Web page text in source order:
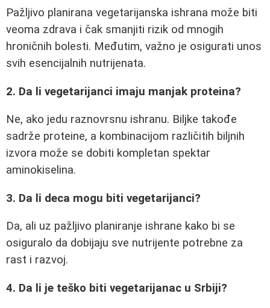
Pažljivo planirana vegetarijanska ishrana može biti
veoma zdrava i čak smanjiti rizik od mnogih
hroničnih bolesti. Međutim, važno je osigurati unos
svih esencijalnih nutrijenata.
2. Da li vegetarijanci imaju manjak proteina?
Ne, ako jedu raznovrsnu ishranu. Biljke takođe
sadrže proteine, a kombinacijom različitih biljnih
izvora može se dobiti kompletan spektar
aminokiselina.
3. Da li deca mogu biti vegetarijanci?
Da, ali uz pažljivo planiranje ishrane kako bi se
osiguralo da dobijaju sve nutrijente potrebne za
rast i razvoj.
4. Da li je teško biti vegetarijanac u Srbiji?